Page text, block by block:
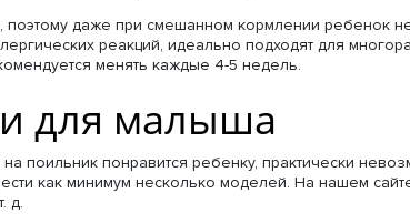
поэтому даже при смешанном кормлении ребенок
реакций, идеально подходят для
менять каждые 4-5 недель.
для малыша
поильник понравится ребенку, практически
как минимум несколько моделей. На нашем
д.